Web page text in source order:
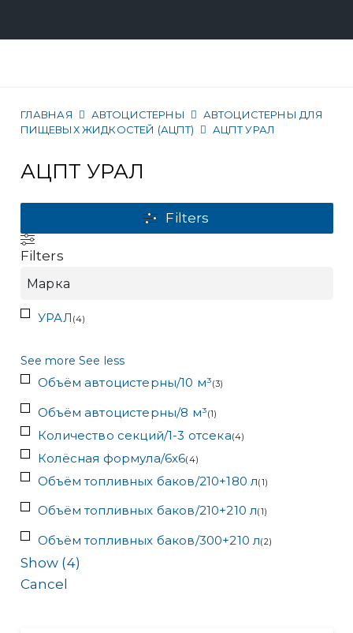
ГЛАВНАЯ АВТОЦИСТЕРНЫ
АВТОЦИСТЕРНЫ ДЛЯ
ПИЩЕВЫХ ЖИДКОСТЕЙ (АЦПТ)
АЦПТ УРАЛ
АЦПТ УРАЛ
Filters
Filters
Марка
УРАЛ (4)
See more See less
Объём автоцистерны/10 м³(3)
Объём автоцистерны/8 м³(1)
Количество секций/1-3 отсека(4)
Колёсная формула/6x6(4)
Объём топливных баков/210+180 л(1)
Объём топливных баков/210+210 л(1)
Объём топливных баков/300+210 л(2)
Show (4)
Cancel